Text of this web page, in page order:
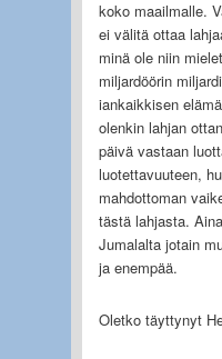
koko maailmalle.
ei välitä ottaa
minä ole niin
miljardöörin
iankaikkisen
olenkin lahjan
päivä vastaan
luotettavuuteen,
mahdottoman
tästä lahjasta.
Jumalalta jotain
ja enempää.
Oletko täyttynyt